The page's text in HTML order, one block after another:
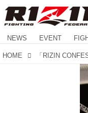
NEWS EVENT
HOME 「RIZIN